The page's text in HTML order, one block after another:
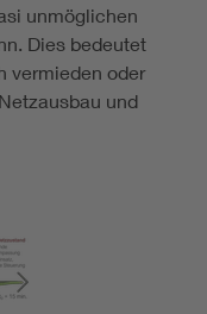
unmöglichen
Dies bedeutet
vermieden oder
und